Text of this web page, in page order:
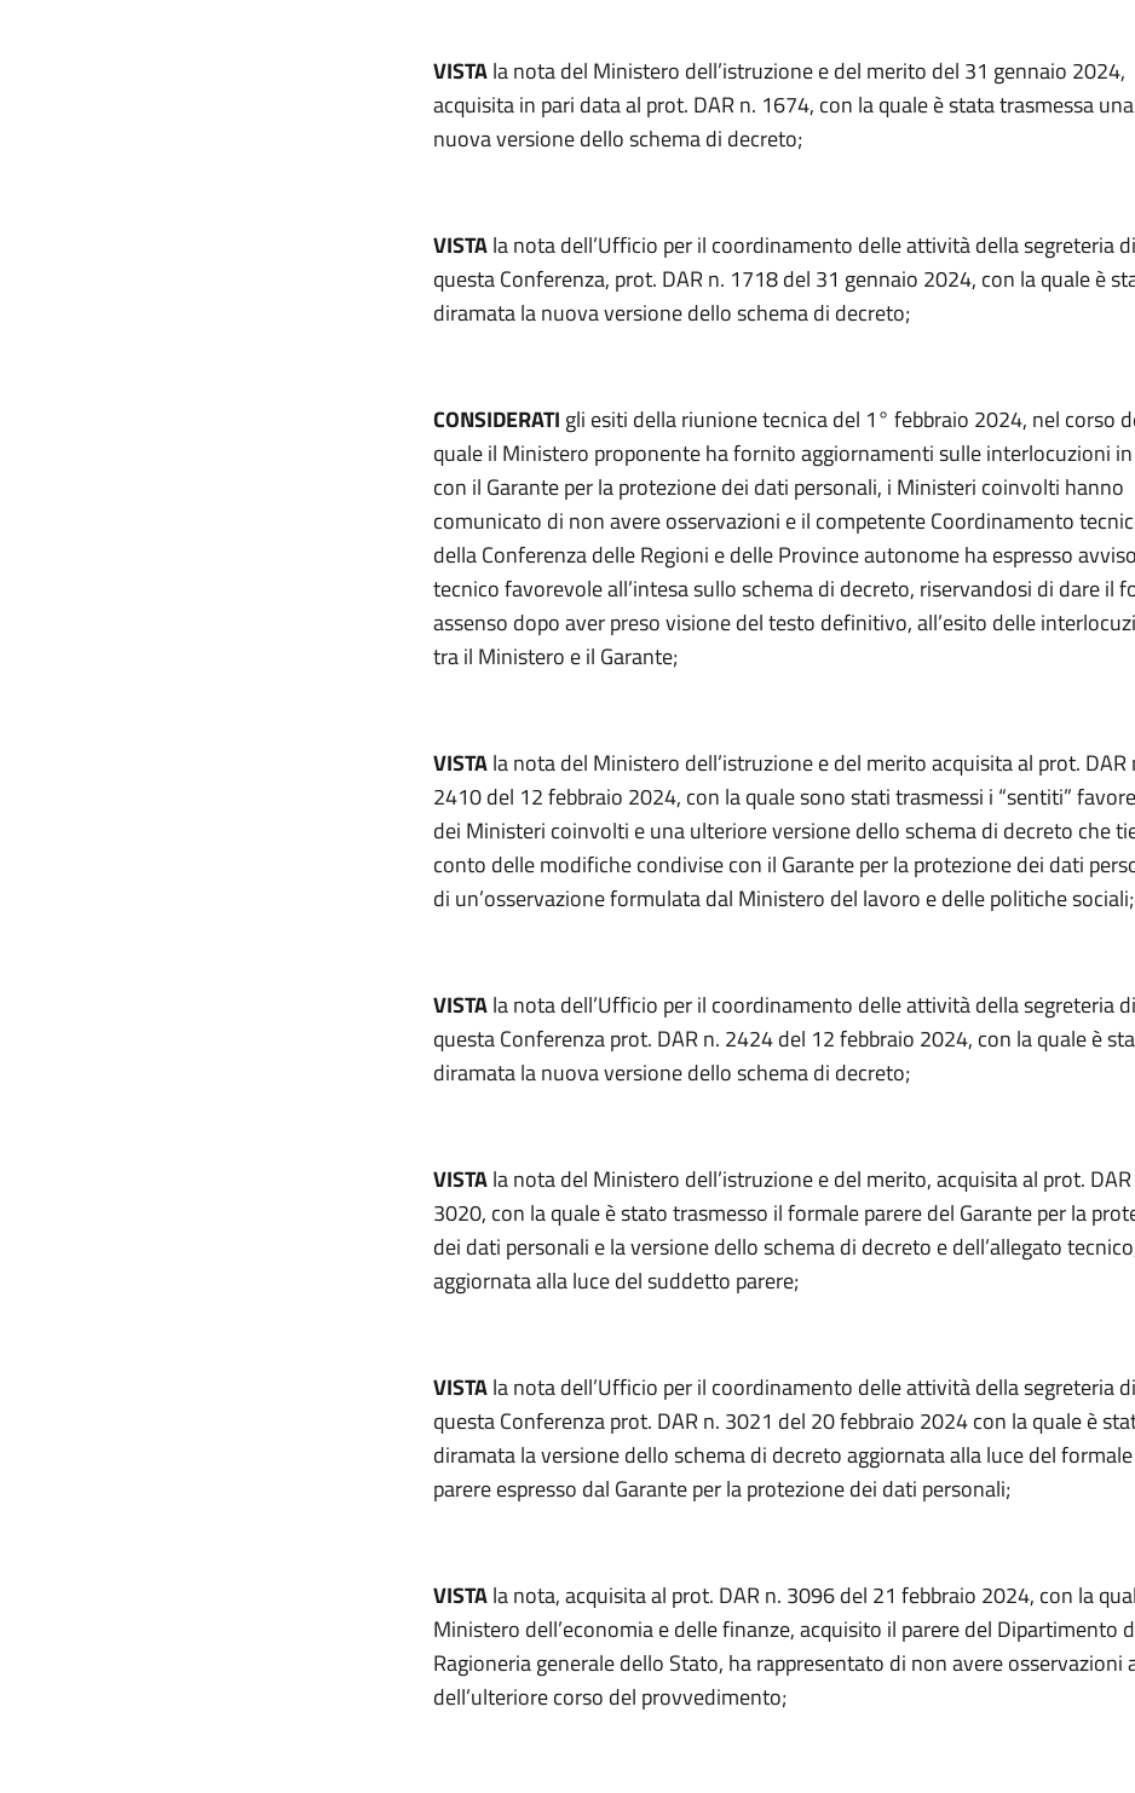
VISTAla nota del Ministero dell’istruzione e del merito del 31 gennaio 2024,
acquisita in pari data al prot. DAR n. 1674, con la quale è stata trasmessa una
nuova versione dello schema di decreto;
VISTAla nota dell’Ufficio per il coordinamento delle attività della segreteria di
questa Conferenza, prot. DAR n. 1718 del 31 gennaio 2024, con la quale è
diramata la nuova versione dello schema di decreto;
CONSIDERATI gli esiti della riunione tecnica del 1° febbraio 2024, nel corso
quale il Ministero proponente ha fornito aggiornamenti sulle interlocuzioni
con il Garante per la protezione dei dati personali, i Ministeri coinvolti hanno
comunicato di non avere osservazioni e il competente Coordinamento
della Conferenza delle Regioni e delle Province autonome ha espresso avviso
tecnico favorevole all’intesa sullo schema di decreto, riservandosi di dare il
assenso dopo aver preso visione del testo definitivo, all’esito delle
tra il Ministero e il Garante;
VISTAla nota del Ministero dell’istruzione e del merito acquisita al prot. DAR
2410 del 12 febbraio 2024, con la quale sono stati trasmessi i “sentiti”
dei Ministeri coinvolti e una ulteriore versione dello schema di decreto che
conto delle modifiche condivise con il Garante per la protezione dei dati
di un’osservazione formulata dal Ministero del lavoro e delle politiche sociali;
VISTAla nota dell’Ufficio per il coordinamento delle attività della segreteria di
questa Conferenza prot. DAR n. 2424 del 12 febbraio 2024, con la quale è
diramata la nuova versione dello schema di decreto;
VISTAla nota del Ministero dell’istruzione e del merito, acquisita al prot.
3020, con la quale è stato trasmesso il formale parere del Garante per la
dei dati personali e la versione dello schema di decreto e dell’allegato
aggiornata alla luce del suddetto parere;
VISTAla nota dell’Ufficio per il coordinamento delle attività della segreteria di
questa Conferenza prot. DAR n. 3021 del 20 febbraio 2024 con la quale è
diramata la versione dello schema di decreto aggiornata alla luce del formale
parere espresso dal Garante per la protezione dei dati personali;
VISTAla nota, acquisita al prot. DAR n. 3096 del 21 febbraio 2024, con la
Ministero dell’economia e delle finanze, acquisito il parere del Dipartimento
Ragioneria generale dello Stato, ha rappresentato di non avere osservazioni
dell’ulteriore corso del provvedimento;